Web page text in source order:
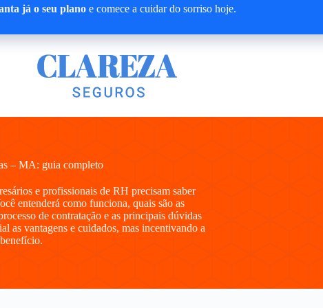
já o seu planoe comece a cuidar do sorriso hoje.
– MA: guia completo
e profissionais de RH precisam saber
entenderá como funciona, quais são as
de contratação e as principais dúvidas
as vantagens e cuidados, mas incentivando a